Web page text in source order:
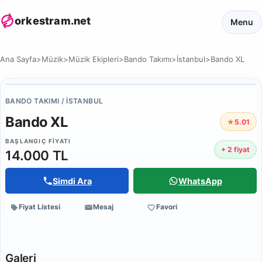
orkestram.net Menu
Ana Sayfa>Müzik>Müzik Ekipleri>Bando Takımı>İstanbul>Bando XL
BANDO TAKIMI / İSTANBUL
Bando XL ★ 5.01
BAŞLANGIÇ FIYATI
14.000 TL + 2 fiyat
Simdi Ara WhatsApp
Fiyat Listesi Mesaj Favori
Galeri